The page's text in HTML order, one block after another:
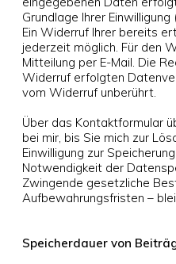
Grundlage Ihrer
Ein Widerruf Ihrer bereits
jederzeit möglich. Für den
Mitteilung per E-Mail. Die
Widerruf erfolgten
vom Widerruf unberührt.
Über das Kontaktformular
bei mir, bis Sie mich zur
Einwilligung zur
Notwendigkeit der
Zwingende gesetzliche
Aufbewahrungsfristen –
Speicherdauer von